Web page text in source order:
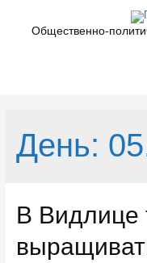
содержимомуОбщественно-
День:
В Видлице